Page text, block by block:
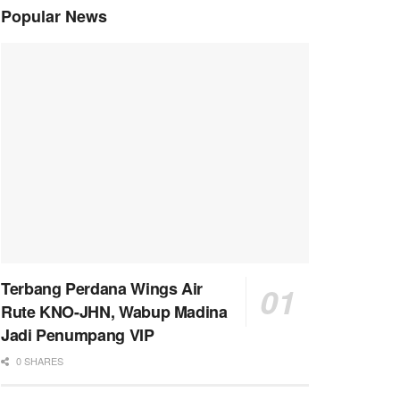
Popular News
Terbang Perdana Wings Air
Rute KNO-JHN, Wabup Madina
Jadi Penumpang VIP
0 SHARES